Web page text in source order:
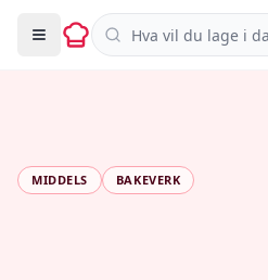
Søk i oppskrifter
MIDDELS BAKEVERK